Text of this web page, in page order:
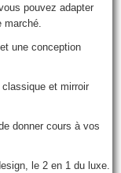
pouvez adapter
une conception
classique et mirroir
donner cours à vos
le 2 en 1 du luxe.